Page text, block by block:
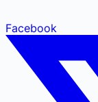
Facebook